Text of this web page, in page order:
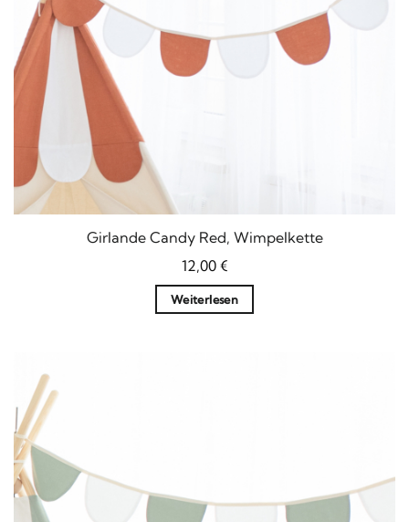
Girlande Candy Red, Wimpelkette
12,00 €
Weiterlesen